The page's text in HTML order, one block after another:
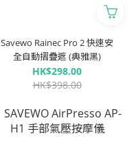
Savewo Rainec Pro 2 快速安
全自動摺疊遮 (典雅黑)
HK$298.00
HK$398.00